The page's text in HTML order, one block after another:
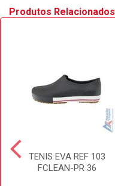
Produtos Relacionados
TENIS EVA REF 103
FCLEAN-PR 36